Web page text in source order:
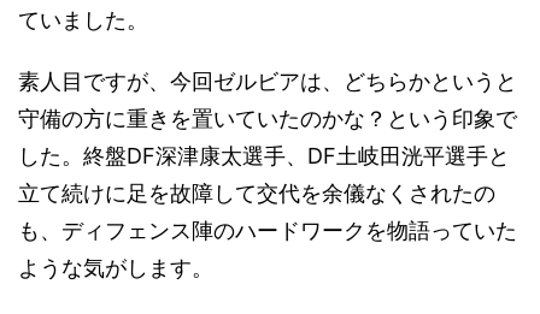
ていました。
素人目ですが、今回ゼルビアは、どちらかというと
守備の方に重きを置いていたのかな？という印象で
した。終盤DF深津康太選手、DF土岐田洸平選手と
立て続けに足を故障して交代を余儀なくされたの
も、ディフェンス陣のハードワークを物語っていた
ような気がします。